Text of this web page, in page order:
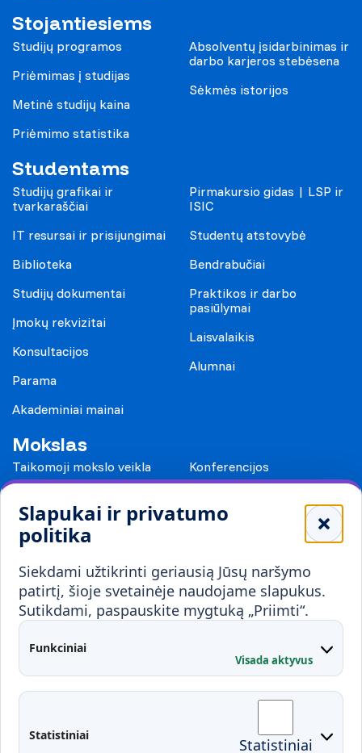
Slapukai ir privatumo
politika
Siekdami užtikrinti geriausią Jūsų naršymo
patirtį, šioje svetainėje naudojame slapukus.
Sutikdami, paspauskite mygtuką „Priimti“.
Funkciniai
Visada aktyvus
Statistiniai Statistiniai
Stojantiesiems
Studijų programos
Priėmimas į studijas
Metinė studijų kaina
Priėmimo statistika
Absolventų įsidarbinimas ir
darbo karjeros stebėsena
Sėkmės istorijos
Studentams
Studijų grafikai ir
tvarkaraščiai
IT resursai ir prisijungimai
Biblioteka
Studijų dokumentai
Įmokų rekvizitai
Konsultacijos
Parama
Akademiniai mainai
Pirmakursio gidas | LSP ir
ISIC
Studentų atstovybė
Bendrabučiai
Praktikos ir darbo
pasiūlymai
Laisvalaikis
Alumnai
Mokslas
Taikomoji mokslo veikla
Konferencijos
Mokykloms
Visuomenei ir verslui
Mokymai ir konsultavimas
Partnerystės
Karjera
Kontaktai
Administracija
Fakultetai
Studentų atstovybė